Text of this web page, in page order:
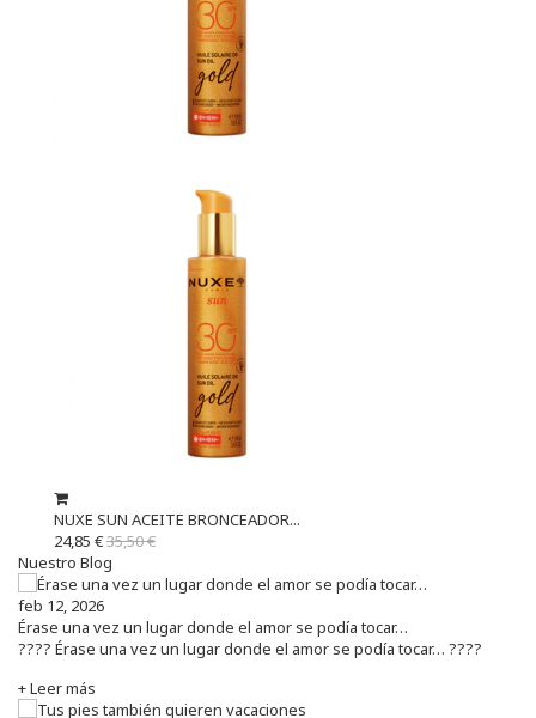
NUXE SUN ACEITE BRONCEADOR...
24,85 €35,50 €
Nuestro Blog
feb 12, 2026
Érase una vez un lugar donde el amor se podía tocar…
???? Érase una vez un lugar donde el amor se podía tocar… ????
+ Leer más